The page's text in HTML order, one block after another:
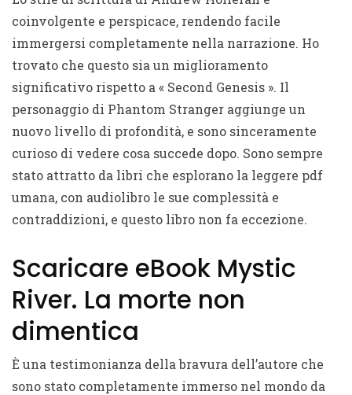
coinvolgente e perspicace, rendendo facile
immergersi completamente nella narrazione. Ho
trovato che questo sia un miglioramento
significativo rispetto a « Second Genesis ». Il
personaggio di Phantom Stranger aggiunge un
nuovo livello di profondità, e sono sinceramente
curioso di vedere cosa succede dopo. Sono sempre
stato attratto da libri che esplorano la leggere pdf
umana, con audiolibro le sue complessità e
contraddizioni, e questo libro non fa eccezione.
Scaricare eBook Mystic
River. La morte non
dimentica
È una testimonianza della bravura dell’autore che
sono stato completamente immerso nel mondo da